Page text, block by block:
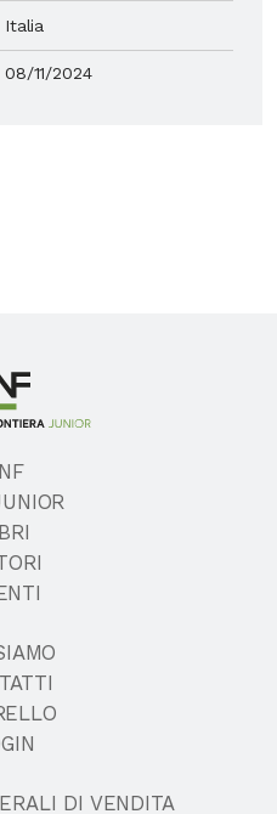
Italia
08/11/2024
DI VENDITA